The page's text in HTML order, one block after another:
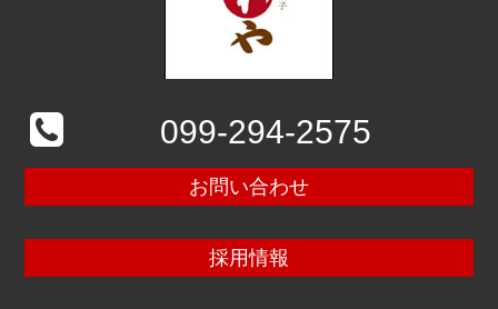
099-294-2575
お問い合わせ
採用情報